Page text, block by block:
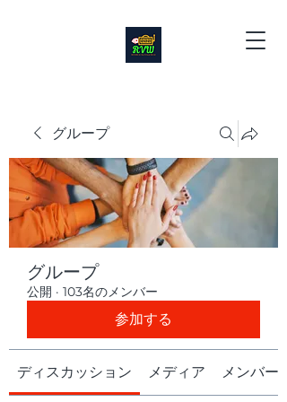
グループ
グループ
公開 · 103名のメンバー
参加する
ディスカッション メディア メンバー